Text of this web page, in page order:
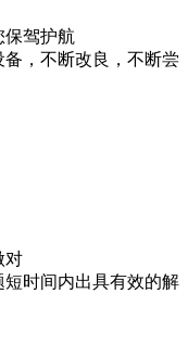
保驾护航
，不断改良，不断尝
对
时间内出具有效的解